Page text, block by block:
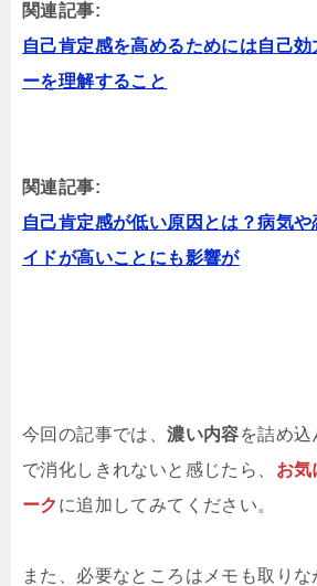
関連記事:
自己肯定感を高めるためには自己
ーを理解すること
関連記事:
自己肯定感が低い原因とは？病気や
イドが高いことにも影響が
今回の記事では、濃い内容を詰め
で消化しきれないと感じたら、 お気
ーク に追加してみてください。
また、必要なところはメモも取りな